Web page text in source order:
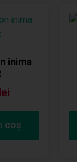
inima
lei
coș